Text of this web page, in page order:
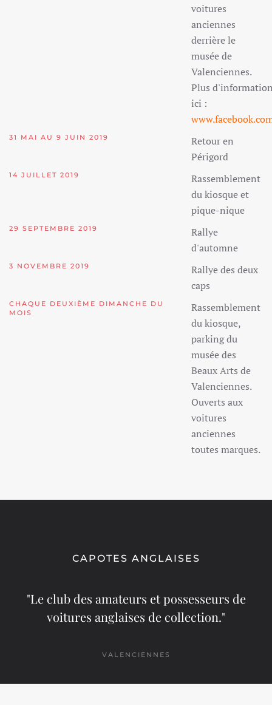
voitures
anciennes
derrière le
musée de
Valenciennes.
Plus
ici :
31 MAI AU 9 JUIN 2019
Retour en
Périgord
14 JUILLET 2019
Rassemblement
du kiosque et
pique-nique
29 SEPTEMBRE 2019
Rallye
d'automne
3 NOVEMBRE 2019
Rallye des deux
caps
CHAQUE DEUXIÈME DIMANCHE DU
MOIS
Rassemblement
du kiosque,
parking du
musée des
Beaux Arts de
Valenciennes.
Ouverts aux
voitures
anciennes
toutes marques.
CAPOTES ANGLAISES
"Le club des amateurs et possesseurs de
voitures anglaises de collection."
VALENCIENNES